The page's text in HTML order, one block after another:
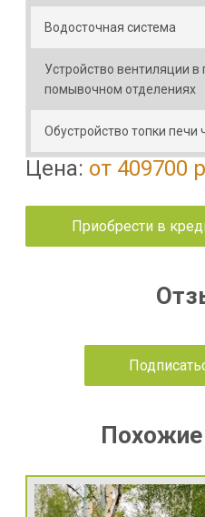
Водосточная система
Устройство вентиляции в
помывочном отделениях
Обустройство топки печи
Цена: от 409700
Приобрести в